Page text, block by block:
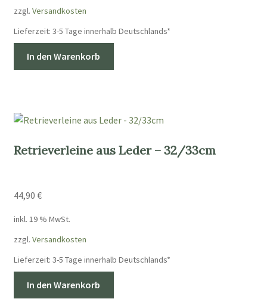
zzgl. Versandkosten
Lieferzeit: 3-5 Tage innerhalb Deutschlands*
In den Warenkorb
Retrieverleine aus Leder – 32/33cm
44,90 €
inkl. 19 % MwSt.
zzgl. Versandkosten
Lieferzeit: 3-5 Tage innerhalb Deutschlands*
In den Warenkorb